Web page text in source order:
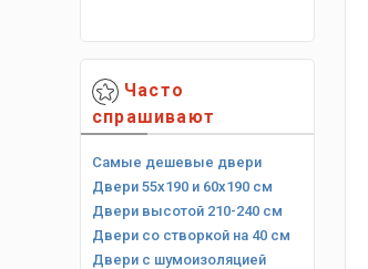
Часто
спрашивают
Самые дешевые двери
Двери 55х190 и 60х190 см
Двери высотой 210-240 см
Двери со створкой на 40 см
Двери с шумоизоляцией